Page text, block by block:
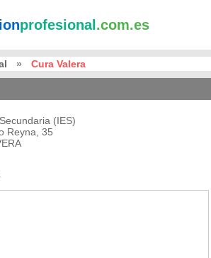
profesional .com.es
» Cura Valera
(IES)
Reyna, 35